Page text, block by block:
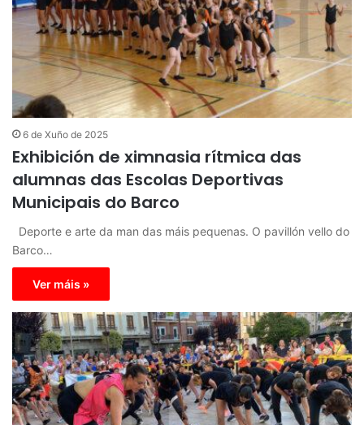
6 de Xuño de 2025
Exhibición de ximnasia rítmica das
alumnas das Escolas Deportivas
Municipais do Barco
Deporte e arte da man das máis pequenas. O pavillón vello do
Barco…
Ver máis »